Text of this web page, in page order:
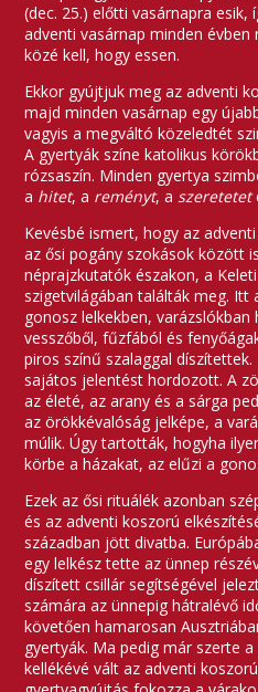
(dec. 25.) előtti vasárnapra esik,
adventi vasárnap minden
közé kell, hogy essen.
Ekkor gyújtjuk meg az adventi
majd minden vasárnap egy
vagyis a megváltó közeledtét
A gyertyák színe katolikus
rózsaszín. Minden gyertya
a hitet, a reményt, a szeretetet
Kevésbé ismert, hogy az
az ősi pogány szokások között
néprajzkutatók északon, a
szigetvilágában találták meg. Itt
gonosz lelkekben,
vesszőből, fűzfából és
piros színű szalaggal
sajátos jelentést hordozott. A
az életé, az arany és a sárga
az örökkévalóság jelképe, a
múlik. Úgy tartották, hogyha
körbe a házakat, az elűzi a
Ezek az ősi rituálék azonban
és az adventi koszorú
században jött divatba.
egy lelkész tette az ünnep
díszített csillár segítségével
számára az ünnepig hátralévő
követően hamarosan
gyertyák. Ma pedig már szerte
kellékévé vált az adventi